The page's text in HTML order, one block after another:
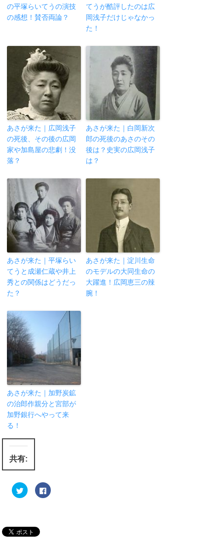
の平塚らいてうの演技
の感想！賛否両論？
てうが酷評したのは広
岡浅子だけじゃなかっ
た！
あさが来た｜広岡浅子
の死後、その後の広岡
家や加島屋の悲劇！没
落？
あさが来た｜白岡新次
郎の死後のあさのその
後は？史実の広岡浅子
は？
あさが来た｜平塚らい
てうと成瀬仁蔵や井上
秀との関係はどうだっ
た？
あさが来た｜淀川生命
のモデルの大同生命の
大躍進！広岡恵三の辣
腕！
あさが来た｜加野炭鉱
の治郎作親分と宮部が
加野銀行へやって来
る！
共有:
ク
リ
w
i
F
a